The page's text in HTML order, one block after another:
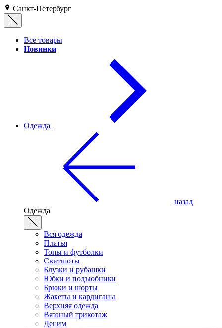
Санкт-Петербург
Все товары
Новинки
Одежда
назад
Одежда
Вся одежда
Платья
Топы и футболки
Свитшоты
Блузки и рубашки
Юбки и подъюбники
Брюки и шорты
Жакеты и кардиганы
Верхняя одежда
Вязаный трикотаж
Деним